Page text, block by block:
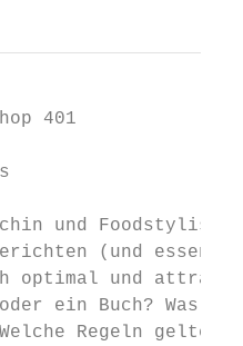
401
und
(und essen
optimal und
ein Buch? Was
Regeln